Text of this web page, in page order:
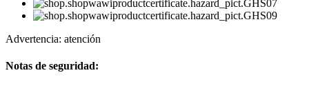
Advertencia: atención
Notas de seguridad: